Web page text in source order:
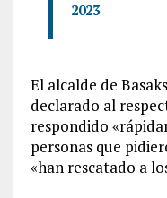
2023
El alcalde de
declarado al
respondido
personas que
«han rescatado a